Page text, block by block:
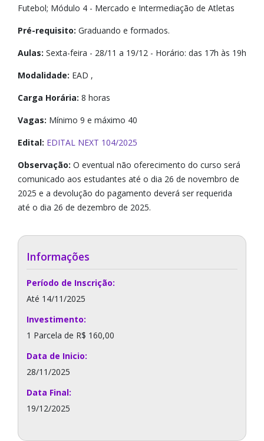
Futebol; Módulo 4 - Mercado e Intermediação de Atletas
Pré-requisito: Graduando e formados.
Aulas: Sexta-feira - 28/11 a 19/12 - Horário: das 17h às 19h
Modalidade: EAD ,
Carga Horária: 8 horas
Vagas: Mínimo 9 e máximo 40
Edital: EDITAL NEXT 104/2025
Observação: O eventual não oferecimento do curso será
comunicado aos estudantes até o dia 26 de novembro de
2025 e a devolução do pagamento deverá ser requerida
até o dia 26 de dezembro de 2025.
Informações
Período de Inscrição:
Até 14/11/2025
Investimento:
1 Parcela de R$ 160,00
Data de Inicio:
28/11/2025
Data Final:
19/12/2025